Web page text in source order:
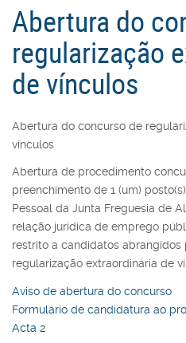
Abertura do
regularização
de vínculos
Abertura do concurso de
vínculos
Abertura de procedimento
preenchimento de 1 (um)
Pessoal da Junta Freguesia de
relação jurídica de emprego
restrito a candidatos
regularização extraordinária de
Aviso de abertura do concurso
Formulário de candidatura ao
Acta 2